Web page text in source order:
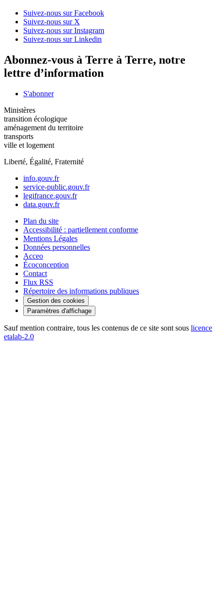
Suivez-nous sur Facebook
Suivez-nous sur X
Suivez-nous sur Instagram
Suivez-nous sur Linkedin
Abonnez-vous à Terre à Terre, notre
lettre d’information
S'abonner
Ministères
transition écologique
aménagement du territoire
transports
ville et logement
Liberté, Égalité, Fraternité
info.gouv.fr
service-public.gouv.fr
legifrance.gouv.fr
data.gouv.fr
Plan du site
Accessibilité : partiellement conforme
Mentions Légales
Données personnelles
Acceo
Écoconception
Contact
Flux RSS
Répertoire des informations publiques
Gestion des cookies
Paramètres d'affichage
Sauf mention contraire, tous les contenus de ce site sont sous licence
etalab-2.0